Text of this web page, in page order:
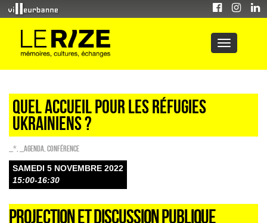
QUEL ACCUEIL POUR LES RÉFUGIES
UKRAINIENS ?
_* _Agenda Conférence
SAMEDI 5 NOVEMBRE 2022
15:00-16:30
PROJECTION ET DISCUSSION PUBLIQUE